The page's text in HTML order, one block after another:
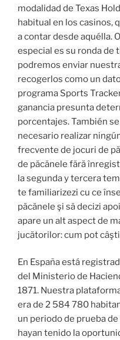
modalidad de Texas
habitual en los casinos,
a contar desde aquélla.
especial es su ronda de
podremos enviar
recogerlos como un
programa Sports
ganancia presunta
porcentajes. También
necesario realizar
frecvente de jocuri de
de păcănele fără
la segunda y tercera
te familiarizezi cu ce
păcănele şi să decizi
apare un alt aspect de
jucătorilor: cum pot
En España está
del Ministerio de
1871. Nuestra
era de 2 584 780
un periodo de prueba
hayan tenido la